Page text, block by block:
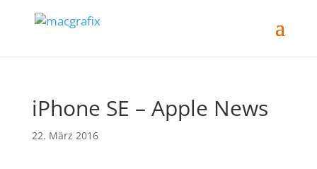
iPhone SE – Apple News
22. März 2016